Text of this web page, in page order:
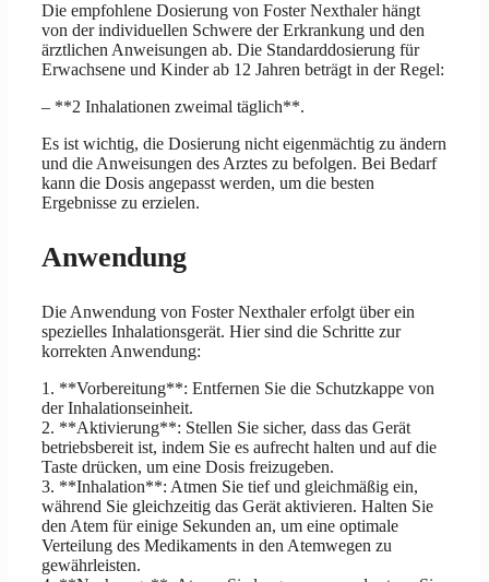
Die empfohlene Dosierung von Foster Nexthaler hängt
von der individuellen Schwere der Erkrankung und den
ärztlichen Anweisungen ab. Die Standarddosierung für
Erwachsene und Kinder ab 12 Jahren beträgt in der Regel:
– **2 Inhalationen zweimal täglich**.
Es ist wichtig, die Dosierung nicht eigenmächtig zu ändern
und die Anweisungen des Arztes zu befolgen. Bei Bedarf
kann die Dosis angepasst werden, um die besten
Ergebnisse zu erzielen.
Anwendung
Die Anwendung von Foster Nexthaler erfolgt über ein
spezielles Inhalationsgerät. Hier sind die Schritte zur
korrekten Anwendung:
1. **Vorbereitung**: Entfernen Sie die Schutzkappe von
der Inhalationseinheit.
2. **Aktivierung**: Stellen Sie sicher, dass das Gerät
betriebsbereit ist, indem Sie es aufrecht halten und auf die
Taste drücken, um eine Dosis freizugeben.
3. **Inhalation**: Atmen Sie tief und gleichmäßig ein,
während Sie gleichzeitig das Gerät aktivieren. Halten Sie
den Atem für einige Sekunden an, um eine optimale
Verteilung des Medikaments in den Atemwegen zu
gewährleisten.